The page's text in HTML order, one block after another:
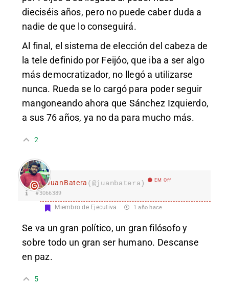
dieciséis años, pero no puede caber duda a
nadie de que lo conseguirá.
Al final, el sistema de elección del cabeza de
la tele definido por Feijóo, que iba a ser algo
más democratizador, no llegó a utilizarse
nunca. Rueda se lo cargó para poder seguir
mangoneando ahora que Sánchez Izquierdo,
a sus 76 años, ya no da para mucho más.
2
JuanBatera (@juanbatera) EM Off
#3066389
Miembro de Ejecutiva 1 año hace
Se va un gran político, un gran filósofo y
sobre todo un gran ser humano. Descanse
en paz.
5